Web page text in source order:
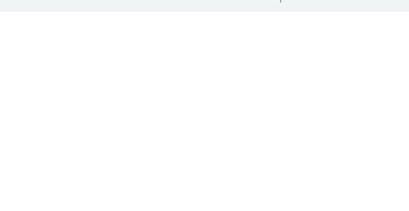
uciekających